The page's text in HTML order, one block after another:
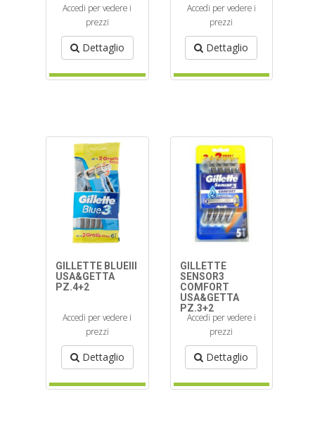
Accedi per vedere i
prezzi
Dettaglio
Accedi per vedere i
prezzi
Dettaglio
GILLETTE BLUEIII
USA&GETTA
PZ.4+2
Accedi per vedere i
prezzi
Dettaglio
GILLETTE
SENSOR3
COMFORT
USA&GETTA
PZ.3+2
Accedi per vedere i
prezzi
Dettaglio